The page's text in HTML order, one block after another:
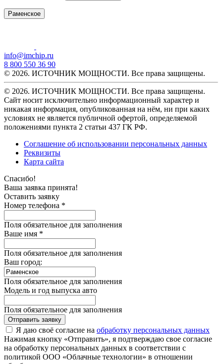
Раменское
info@imchip.ru
8 800 550 36 90
© 2026. ИСТОЧНИК МОЩНОСТИ. Все права защищены.
© 2026. ИСТОЧНИК МОЩНОСТИ. Все права защищены.
Сайт носит исключительно информационный характер и
никакая информация, опубликованная на нём, ни при каких
условиях не является публичной офертой, определяемой
положениями пункта 2 статьи 437 ГК РФ.
Соглашение об использовании персональных данных
Реквизиты
Карта сайта
Спасибо!
Ваша заявка принята!
Оставить заявку
Номер телефона *
Поля обязательное для заполнения
Ваше имя *
Поля обязательное для заполнения
Ваш город:
Поля обязательное для заполнения
Модель и год выпуска авто
Поля обязательное для заполнения
Отправить заявку
Я даю своё согласие на обработку персональных данных
Нажимая кнопку «Отправить», я подтверждаю свое согласие
на обработку персональных данных в соответствии с
политикой ООО «Облачные технологии» в отношении